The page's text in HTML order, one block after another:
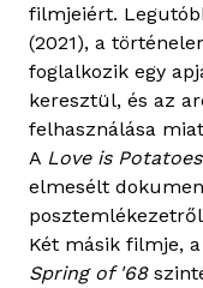
filmjeiért.
(2021), a
foglalkozik egy
keresztül, és az
felhasználása
A Love is Potatoes
elmesélt
Két másik filmje, a
Spring of '68